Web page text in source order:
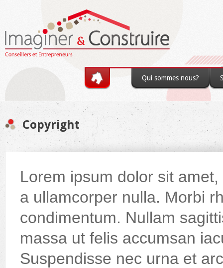
Qui sommes nous?
You are here
Copyright
Lorem ipsum dolor sit
a ullamcorper nulla. Morbi
condimentum. Nullam
massa ut felis accumsan
Suspendisse nec urna et